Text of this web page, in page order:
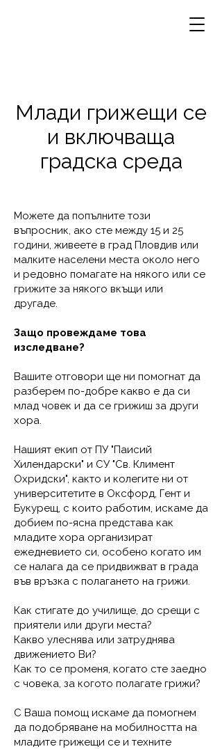
Млади грижещи се
и включваща
градска среда
Можете да попълните този
въпросник, ако сте между 15 и 25
години, живеете в град Пловдив или
малките населени места около него
и редовно помагате на някого или се
грижите за някого вкъщи или
другаде.
Защо провеждаме това
изследване?
Вашите отговори ще ни помогнат да
разберем по-добре какво е да си
млад човек и да се грижиш за други
хора.
Нашият екип от ПУ "Паисий
Хилендарски" и СУ "Св. Климент
Охридски", както и колегите ни от
университетите в Оксфорд, Гент и
Букурещ, с които работим, искаме да
добием по-ясна представа как
младите хора организират
ежедневието си, особено когато им
се налага да се придвижват в града
във връзка с полагането на грижи.
Как стигате до училище, до срещи с
приятели или други места?
Какво улеснява или затруднява
движението Ви?
Как то се променя, когато сте заедно
с човека, за когото полагате грижи?
С Ваша помощ искаме да помогнем
да подобряване на мобилността на
младите грижещи се и техните